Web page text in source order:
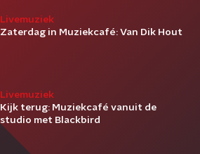
Livemuziek
Zaterdag in Muziekcafé: Van Dik Hout
Livemuziek
Kijk terug: Muziekcafé vanuit de
studio met Blackbird